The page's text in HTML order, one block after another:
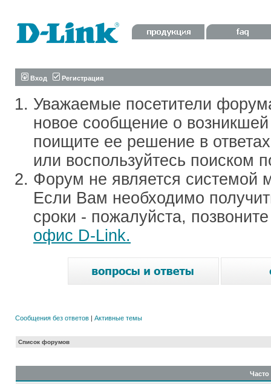
Вход Регистрация
Уважаемые посетители
новое сообщение о
поищите ее решение в
или воспользуйтесь поиском
Форум не является системой
Если Вам необходимо
сроки - пожалуйста,
офис D-Link.
Сообщения без ответов | Активные темы
Список форумов